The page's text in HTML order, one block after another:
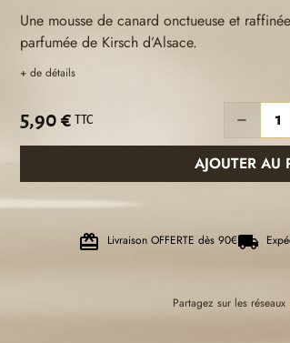
Une mousse de canard onctueuse et
parfumée de Kirsch d’Alsace.
+ de détails
5,90 € TTC 
AJOUTER AU
Livraison OFFERTE dès 90€
Partagez sur les réseaux